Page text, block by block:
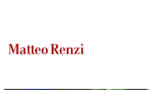
Matteo Renzi